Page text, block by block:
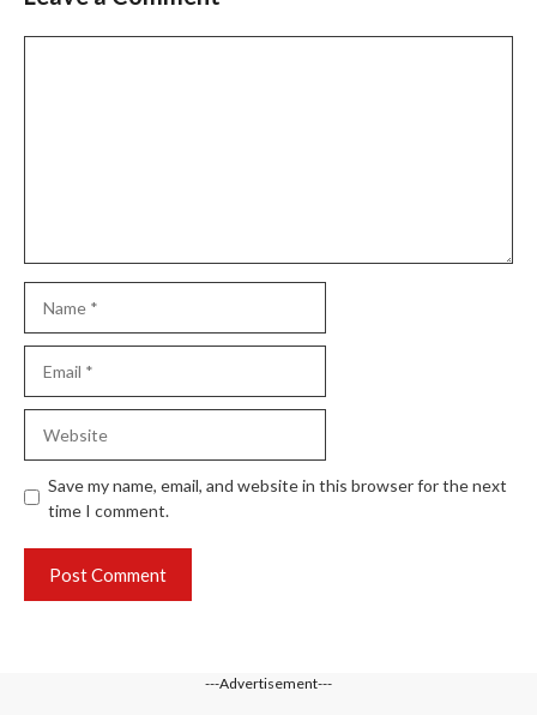
Save my name, email, and website in this browser for the next
time I comment.
---Advertisement---